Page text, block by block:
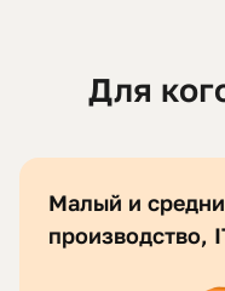
Для
Малый и
производство,